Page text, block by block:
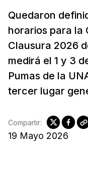
Quedaron
horarios para la
Clausura 2026
medirá el 1 y 3
Pumas de la
tercer lugar
19 Mayo 2026
Compartir: